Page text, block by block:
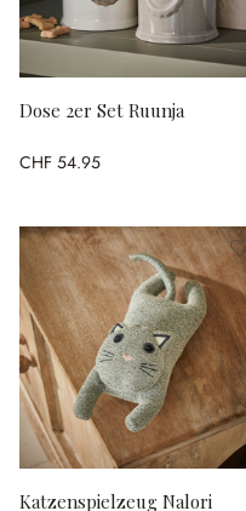
Dose 2er Set Ruunja
CHF 54.95
Katzenspielzeug Nalori